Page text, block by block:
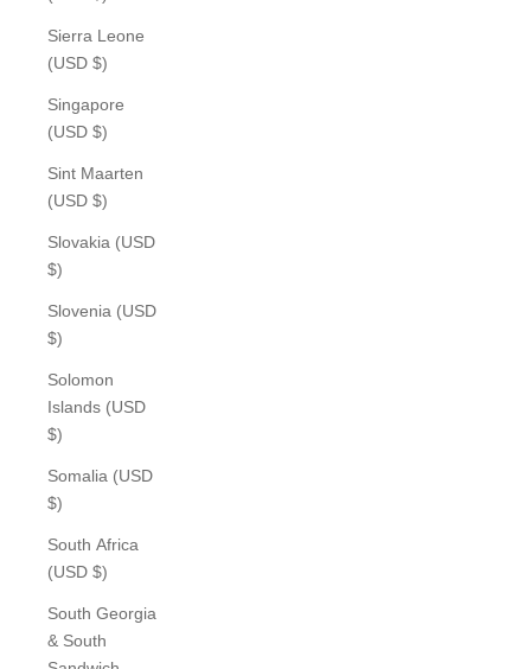
Sierra Leone
(USD $)
Singapore
(USD $)
Sint Maarten
(USD $)
Slovakia (USD
$)
Slovenia (USD
$)
Solomon
Islands (USD
$)
Somalia (USD
$)
South Africa
(USD $)
South Georgia
& South